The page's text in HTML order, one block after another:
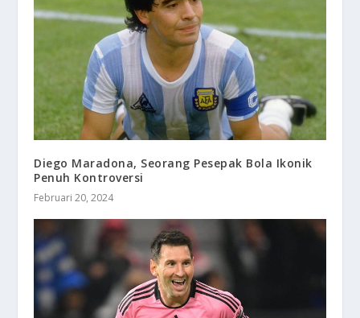
Diego Maradona, Seorang Pesepak Bola Ikonik
Penuh Kontroversi
Februari 20, 2024